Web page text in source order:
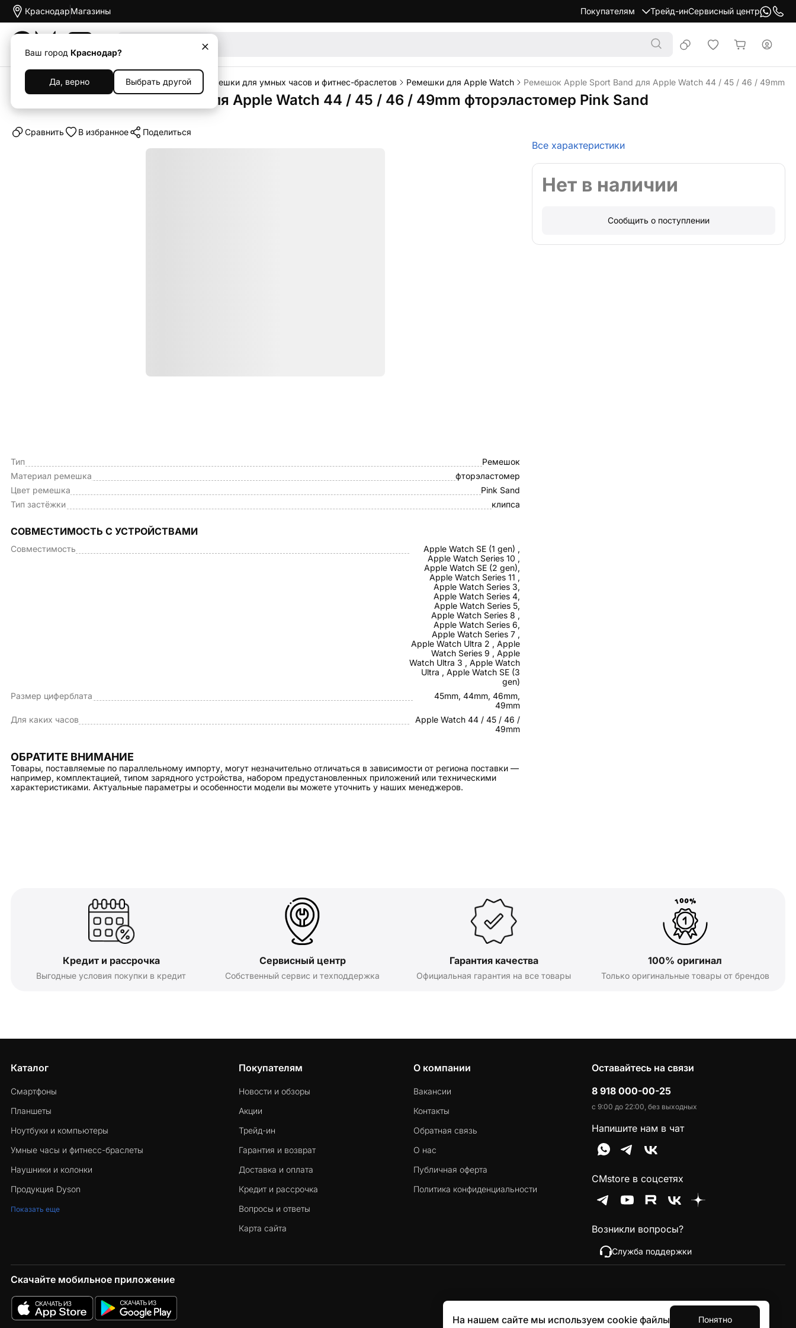
Краснодар
Ваш город Краснодар?
Да, верно Выбрать другой
Магазины Покупателям Трейд-инСервисный центр
Каталог Аксессуары Ремешки Ремешки для умных часов и фитнес-браслетов Ремешки для Apple Watch Ремешок Apple Sport Band для Apple Watch 44 / 45 / 46 / 49mm
Ремешок Apple Sport Band для Apple Watch 44 / 45 / 46 / 49mm фторэластомер Pink Sand
Cравнить В избранное Поделиться
Тип
Ремешок
Материал ремешка
фторэластомер
Цвет ремешка
Pink Sand
Тип застёжки
клипса
СОВМЕСТИМОСТЬ С УСТРОЙСТВАМИ
Совместимость
Apple Watch SE (1 gen) ,
Apple Watch Series 10 ,
Apple Watch SE (2 gen),
Apple Watch Series 11 ,
Apple Watch Series 3,
Apple Watch Series 4,
Apple Watch Series 5,
Apple Watch Series 8 ,
Apple Watch Series 6,
Apple Watch Series 7 ,
Apple Watch Ultra 2 , Apple
Watch Series 9 , Apple
Watch Ultra 3 , Apple Watch
Ultra , Apple Watch SE (3
gen)
Размер циферблата
45mm, 44mm, 46mm,
49mm
Для каких часов
Apple Watch 44 / 45 / 46 /
49mm
ОБРАТИТЕ ВНИМАНИЕ
Товары, поставляемые по параллельному импорту, могут незначительно отличаться в зависимости от региона поставки —
например, комплектацией, типом зарядного устройства, набором предустановленных приложений или техническими
характеристиками. Актуальные параметры и особенности модели вы можете уточнить у наших менеджеров.
Все характеристики
Нет в наличии
Сообщить о поступлении
Кредит и рассрочка
Выгодные условия покупки в кредит
Сервисный центр
Собственный сервис и техподдержка
Гарантия качества
Официальная гарантия на все товары
100% оригинал
Только оригинальные товары от брендов
Каталог
Смартфоны
Планшеты
Ноутбуки и компьютеры
Умные часы и фитнесс-браслеты
Наушники и колонки
Продукция Dyson
Показать еще
Покупателям
Новости и обзоры
Акции
Трейд-ин
Гарантия и возврат
Доставка и оплата
Кредит и рассрочка
Вопросы и ответы
Карта сайта
О компании
Вакансии
Контакты
Обратная связь
О нас
Публичная оферта
Политика конфиденциальности
Оставайтесь на связи
8 918 000-00-25
с 9:00 до 22:00, без выходных
Напишите нам в чат
CMstore в соцсетях
Возникли вопросы?
Служба поддержки
Скачайте мобильное приложение
На нашем сайте мы используем cookie файлы Понятно